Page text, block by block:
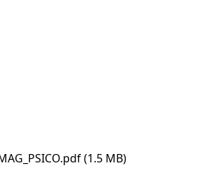
(1.5 MB)